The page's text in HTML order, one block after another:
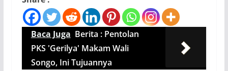
Baca Juga Berita : Pentolan
PKS 'Gerilya' Makam Wali
Songo, Ini Tujuannya